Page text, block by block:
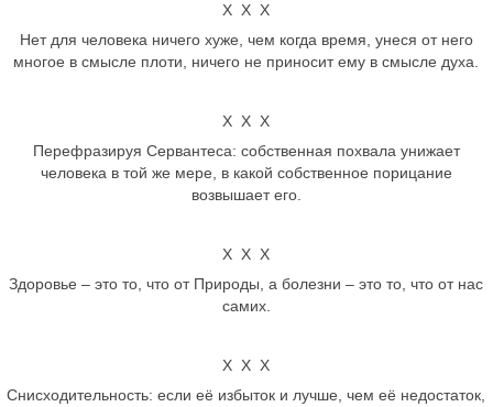
Х Х Х
Нет для человека ничего хуже, чем когда время, унеся от него
многое в смысле плоти, ничего не приносит ему в смысле духа.
Х Х Х
Перефразируя Сервантеса: собственная похвала унижает
человека в той же мере, в какой собственное порицание
возвышает его.
Х Х Х
Здоровье – это то, что от Природы, а болезни – это то, что от нас
самих.
Х Х Х
Снисходительность: если её избыток и лучше, чем её недостаток,